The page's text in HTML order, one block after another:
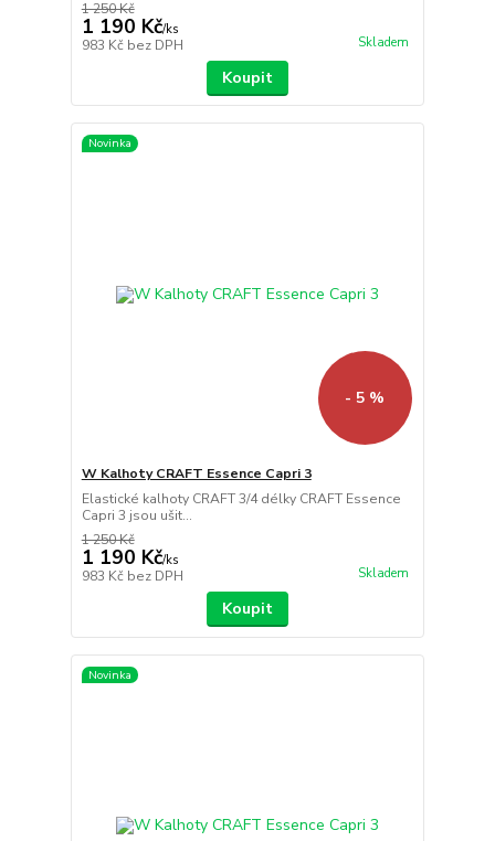
1 250 Kč
1 190 Kč/ks
983 Kč bez DPH Skladem
Koupit
Novinka
- 5 %
W Kalhoty CRAFT Essence Capri 3
Elastické kalhoty CRAFT 3/4 délky CRAFT Essence
Capri 3 jsou ušit...
1 250 Kč
1 190 Kč/ks
983 Kč bez DPH Skladem
Koupit
Novinka